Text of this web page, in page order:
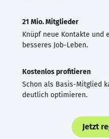
21 Mio. Mitglieder
Knüpf neue Kontakte und
besseres Job-Leben.
Kostenlos profitieren
Schon als Basis-Mitglied
deutlich optimieren.
Jetzt